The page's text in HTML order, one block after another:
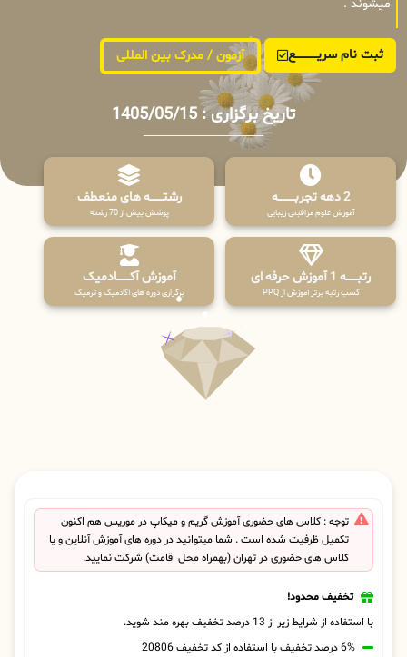
میشوند .
ثبت نام سریــــــــــــع آزمون / مدرک بین المللی
تاریخ برگزاری : 1405/05/15
2 دهه تجربـــــــــه
آموزش علوم مراقبتی زیبایی
رشتـــــــه های منعطف
پوشش بیش از 70 رشته
رتبــــــه 1 آموزش حرفه ای
کسب رتبه برتر آموزش از PPQ
آموزش آکـــــــادمیک
برگزاری دوره های آکادمیک و ترمیک
توجه : کلاس های حضوری آموزش گریم و میکاپ در موریس هم اکنون
تکمیل ظرفیت شده است . شما میتوانید در دوره های آموزش آنلاین و یا
کلاس های حضوری در تهران (بهمراه محل اقامت) شرکت نمایید.
تخفیف محدود!
با استفاده از شرایط زیر از 13 درصد تخفیف بهره مند شوید.
6% درصد تخفیف با استفاده از کد تخفیف 20806